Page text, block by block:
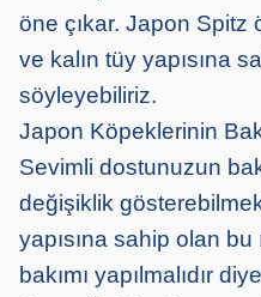
öne çıkar. Japon Spitz
ve kalın tüy yapısına
söyleyebiliriz.
Japon Köpeklerinin
Sevimli dostunuzun
değişiklik
yapısına sahip olan
bakımı yapılmalıdır